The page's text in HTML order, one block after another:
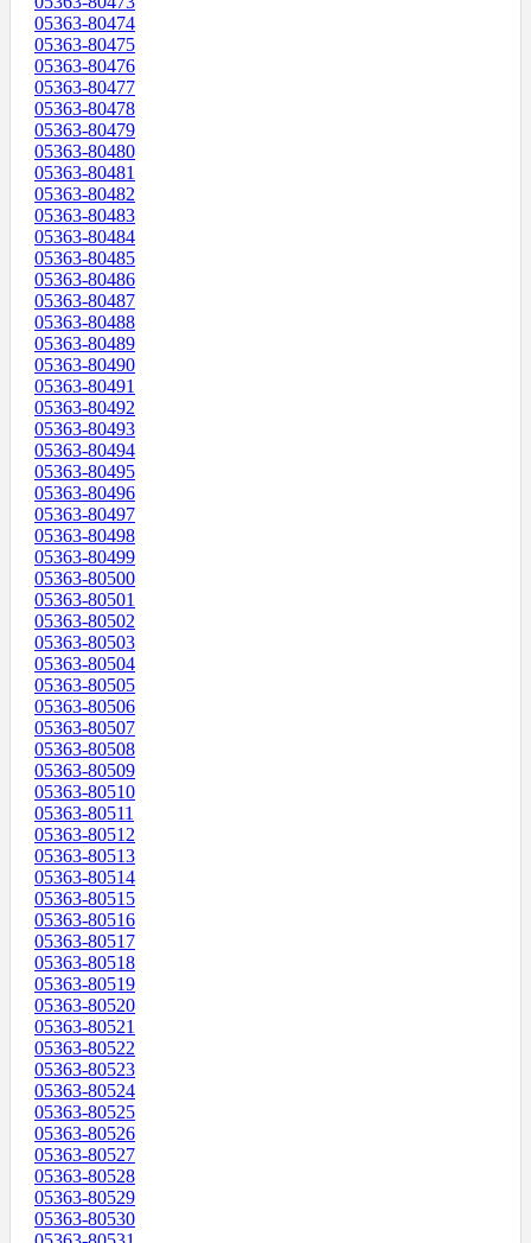
05363-80474
05363-80475
05363-80476
05363-80477
05363-80478
05363-80479
05363-80480
05363-80481
05363-80482
05363-80483
05363-80484
05363-80485
05363-80486
05363-80487
05363-80488
05363-80489
05363-80490
05363-80491
05363-80492
05363-80493
05363-80494
05363-80495
05363-80496
05363-80497
05363-80498
05363-80499
05363-80500
05363-80501
05363-80502
05363-80503
05363-80504
05363-80505
05363-80506
05363-80507
05363-80508
05363-80509
05363-80510
05363-80511
05363-80512
05363-80513
05363-80514
05363-80515
05363-80516
05363-80517
05363-80518
05363-80519
05363-80520
05363-80521
05363-80522
05363-80523
05363-80524
05363-80525
05363-80526
05363-80527
05363-80528
05363-80529
05363-80530